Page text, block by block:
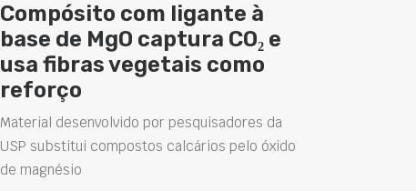
Compósito com ligante à
base de MgO captura CO₂ e
usa fibras vegetais como
reforço
Material desenvolvido por pesquisadores da
USP substitui compostos calcários pelo óxido
de magnésio